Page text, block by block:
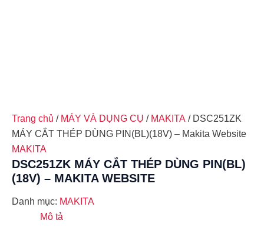
Trang chủ / MÁY VÀ DỤNG CỤ / MAKITA / DSC251ZK
MÁY CẮT THÉP DÙNG PIN(BL)(18V) – Makita Website
MAKITA
DSC251ZK MÁY CẮT THÉP DÙNG PIN(BL)
(18V) – MAKITA WEBSITE
Danh mục: MAKITA
Mô tả